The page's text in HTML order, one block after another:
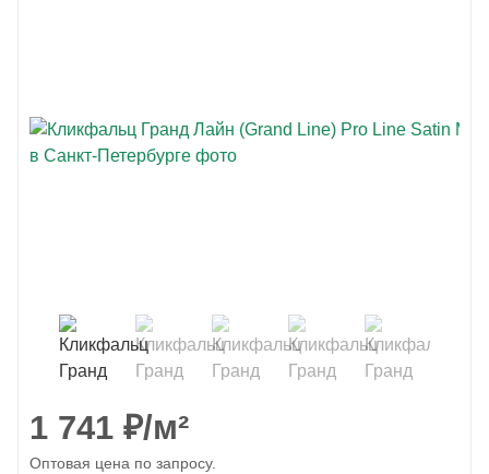
1 741 ₽/м²
Оптовая цена по запросу.